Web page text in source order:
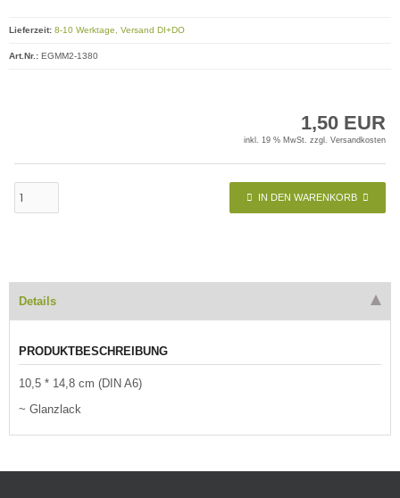
1,50 EUR
inkl. 19 % MwSt. zzgl. Versandkosten
IN DEN WARENKORB
Lieferzeit: 8-10 Werktage, Versand DI+DO
Art.Nr.: EGMM2-1380
Details
PRODUKTBESCHREIBUNG
10,5 * 14,8 cm (DIN A6)
~ Glanzlack